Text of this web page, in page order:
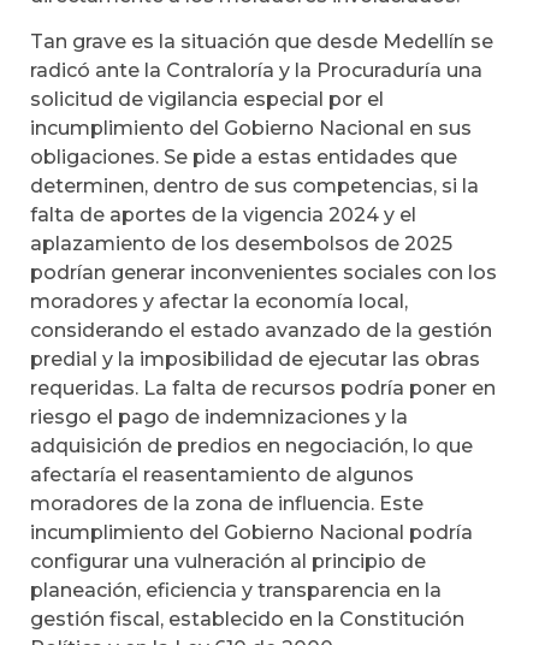
Tan grave es la situación que desde Medellín se
radicó ante la Contraloría y la Procuraduría una
solicitud de vigilancia especial por el
incumplimiento del Gobierno Nacional en sus
obligaciones. Se pide a estas entidades que
determinen, dentro de sus competencias, si la
falta de aportes de la vigencia 2024 y el
aplazamiento de los desembolsos de 2025
podrían generar inconvenientes sociales con los
moradores y afectar la economía local,
considerando el estado avanzado de la gestión
predial y la imposibilidad de ejecutar las obras
requeridas. La falta de recursos podría poner en
riesgo el pago de indemnizaciones y la
adquisición de predios en negociación, lo que
afectaría el reasentamiento de algunos
moradores de la zona de influencia. Este
incumplimiento del Gobierno Nacional podría
configurar una vulneración al principio de
planeación, eficiencia y transparencia en la
gestión fiscal, establecido en la Constitución